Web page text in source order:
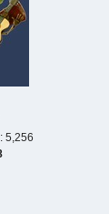
5,256